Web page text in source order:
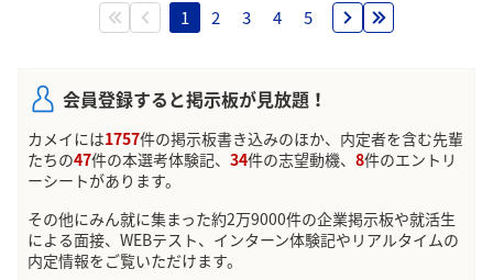
1 2 3 4 5
会員登録すると掲示板が見放題！
カメイには1757件の掲示板書き込みのほか、内定者を含む先輩
たちの47件の本選考体験記、 34件の志望動機、 8件のエントリ
ーシートがあります。
その他にみん就に集まった約2万9000件の企業掲示板や就活生
による面接、WEBテスト、インターン体験記やリアルタイムの
内定情報をご覧いただけます。